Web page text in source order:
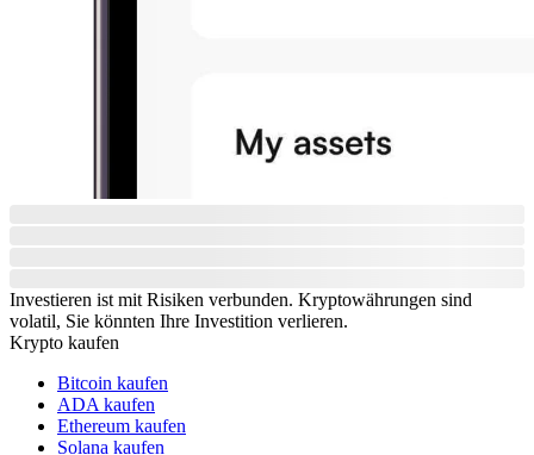
Investieren ist mit Risiken verbunden. Kryptowährungen sind
volatil, Sie könnten Ihre Investition verlieren.
Krypto kaufen
Bitcoin kaufen
ADA kaufen
Ethereum kaufen
Solana kaufen